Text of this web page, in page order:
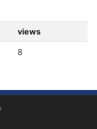
views
8